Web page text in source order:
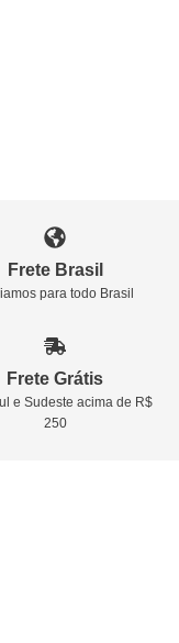
Frete Brasil
para todo Brasil
Frete Grátis
e Sudeste acima de R$
250